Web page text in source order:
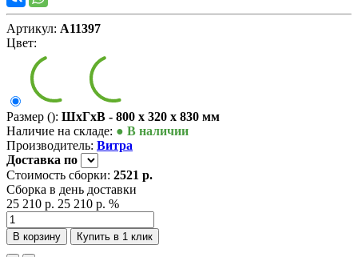
Артикул: А11397
Цвет:
Размер (): ШxГxВ - 800 x 320 x 830 мм
Наличие на складе: ● В наличии
Производитель: Витра
Доставка по
Стоимость сборки: 2521 р.
Сборка в день доставки
25 210 р. 25 210 р. %
В корзину Купить в 1 клик